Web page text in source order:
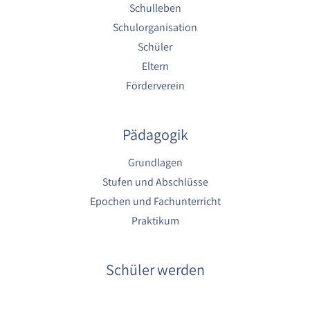
Schulleben
Schulorganisation
Schüler
Eltern
Förderverein
Pädagogik
Grundlagen
Stufen und Abschlüsse
Epochen und Fachunterricht
Praktikum
Schüler werden